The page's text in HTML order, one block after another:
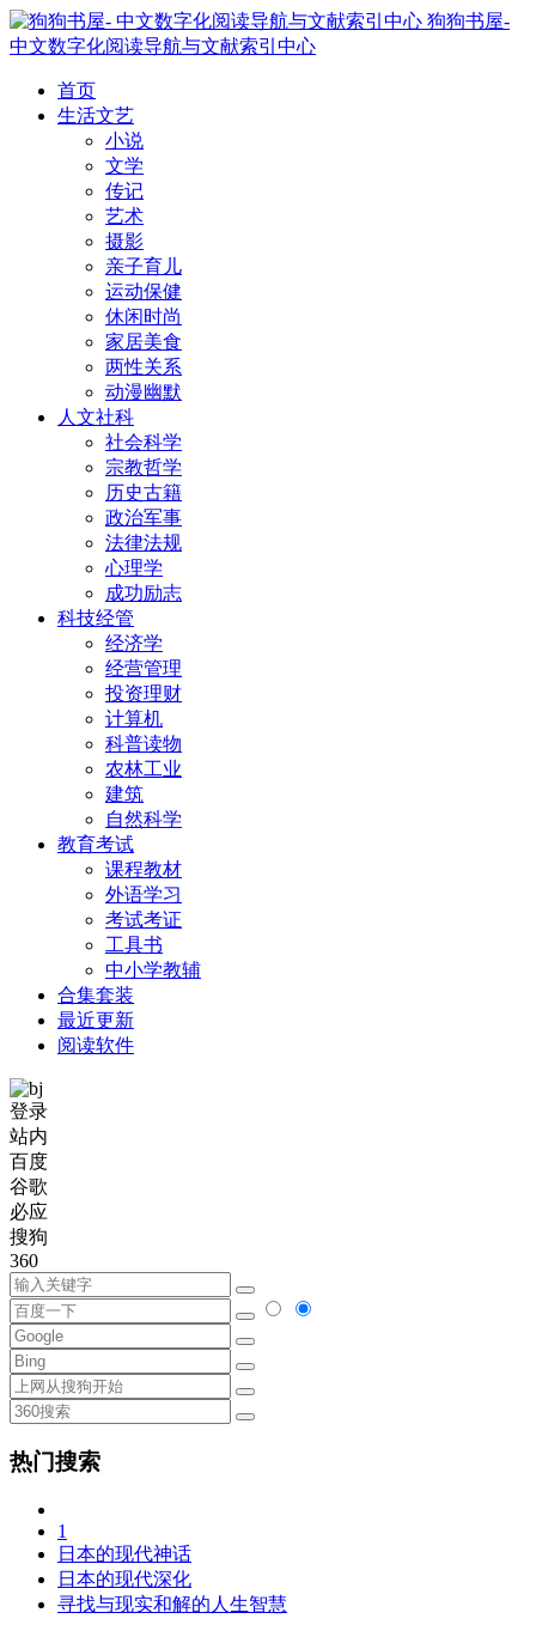
狗狗书屋-
中文数字化阅读导航与文献索引中心
首页
生活文艺
小说
文学
传记
艺术
摄影
亲子育儿
运动保健
休闲时尚
家居美食
两性关系
动漫幽默
人文社科
社会科学
宗教哲学
历史古籍
政治军事
法律法规
心理学
成功励志
科技经管
经济学
经营管理
投资理财
计算机
科普读物
农林工业
建筑
自然科学
教育考试
课程教材
外语学习
考试考证
工具书
中小学教辅
合集套装
最近更新
阅读软件
登录
站内
百度
谷歌
必应
搜狗
360
热门搜索
1
日本的现代神话
日本的现代深化
寻找与现实和解的人生智慧